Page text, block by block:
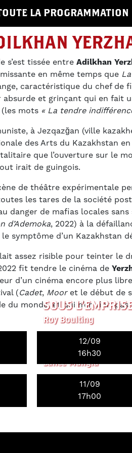
LA PROGRAMMATION
s’est tissée entre Adilkhan
en même temps que
caractéristique du chef
et grinçant qui en fait
(les mots « La tendre
à Jezqazğan (ville
des Arts du Kazakhstan
que l’ouverture sur le
irait de guingois.
de théâtre expérimentale
les tares de la société
danger de mafias locales sans
d’Ademoka, 2022) à la
le symptôme d’un Kazakhstan
assez risible pour teinter le
fit tendre le cinéma de
d’un cinéma encore plus
(Cadet, Mooret le début de
du monde, et qui n’en finit
SOUS
Roy Boulting
12/09
16h30
SIX-STRING
Lance Mungia
11/09
17h00